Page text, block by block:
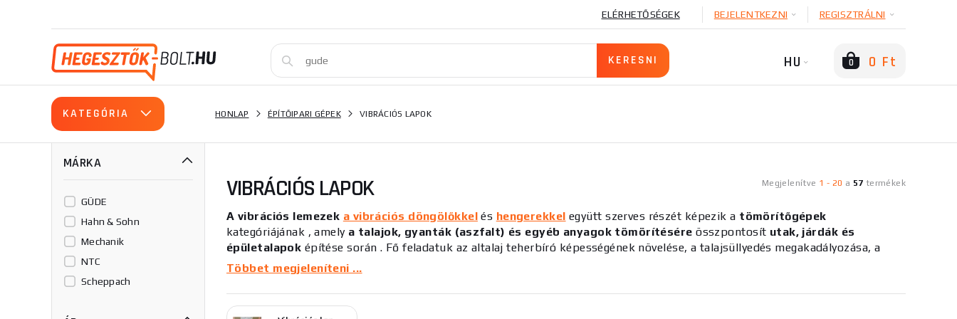
ELÉRHETŐSÉGEK BEJELENTKEZNI REGISZTRÁLNI
HU 0 0 Ft
KATEGÓRIA HONLAP ÉPÍTŐIPARI GÉPEK VIBRÁCIÓS LAPOK
MÁRKA
GÜDE
Hahn & Sohn
Mechanik
NTC
Scheppach
Megjelenítve 1 - 20 a 57 termékek
VIBRÁCIÓS LAPOK
A vibrációs lemezek a vibrációs döngölőkkelés hengerekkel együtt szerves részét képezik a tömörítőgépek
kategóriájának , amely a talajok, gyanták (aszfalt) és egyéb anyagok tömörítésére összpontosít utak, járdák és
épületalapok építése során . Fő feladatuk az altalaj teherbíró képességének növelése, a talajsüllyedés megakadályozása, a
vízáteresztő képesség korlátozása és az alap általános stabilitásának növelése
illeszkedő burkolat- és kavicsrétegek tömörítésében is beváltak, és széles körben használatosak a földmunkákban.
Szerkezetileg a vibrációs lemezek
Többet megjeleníteni ...